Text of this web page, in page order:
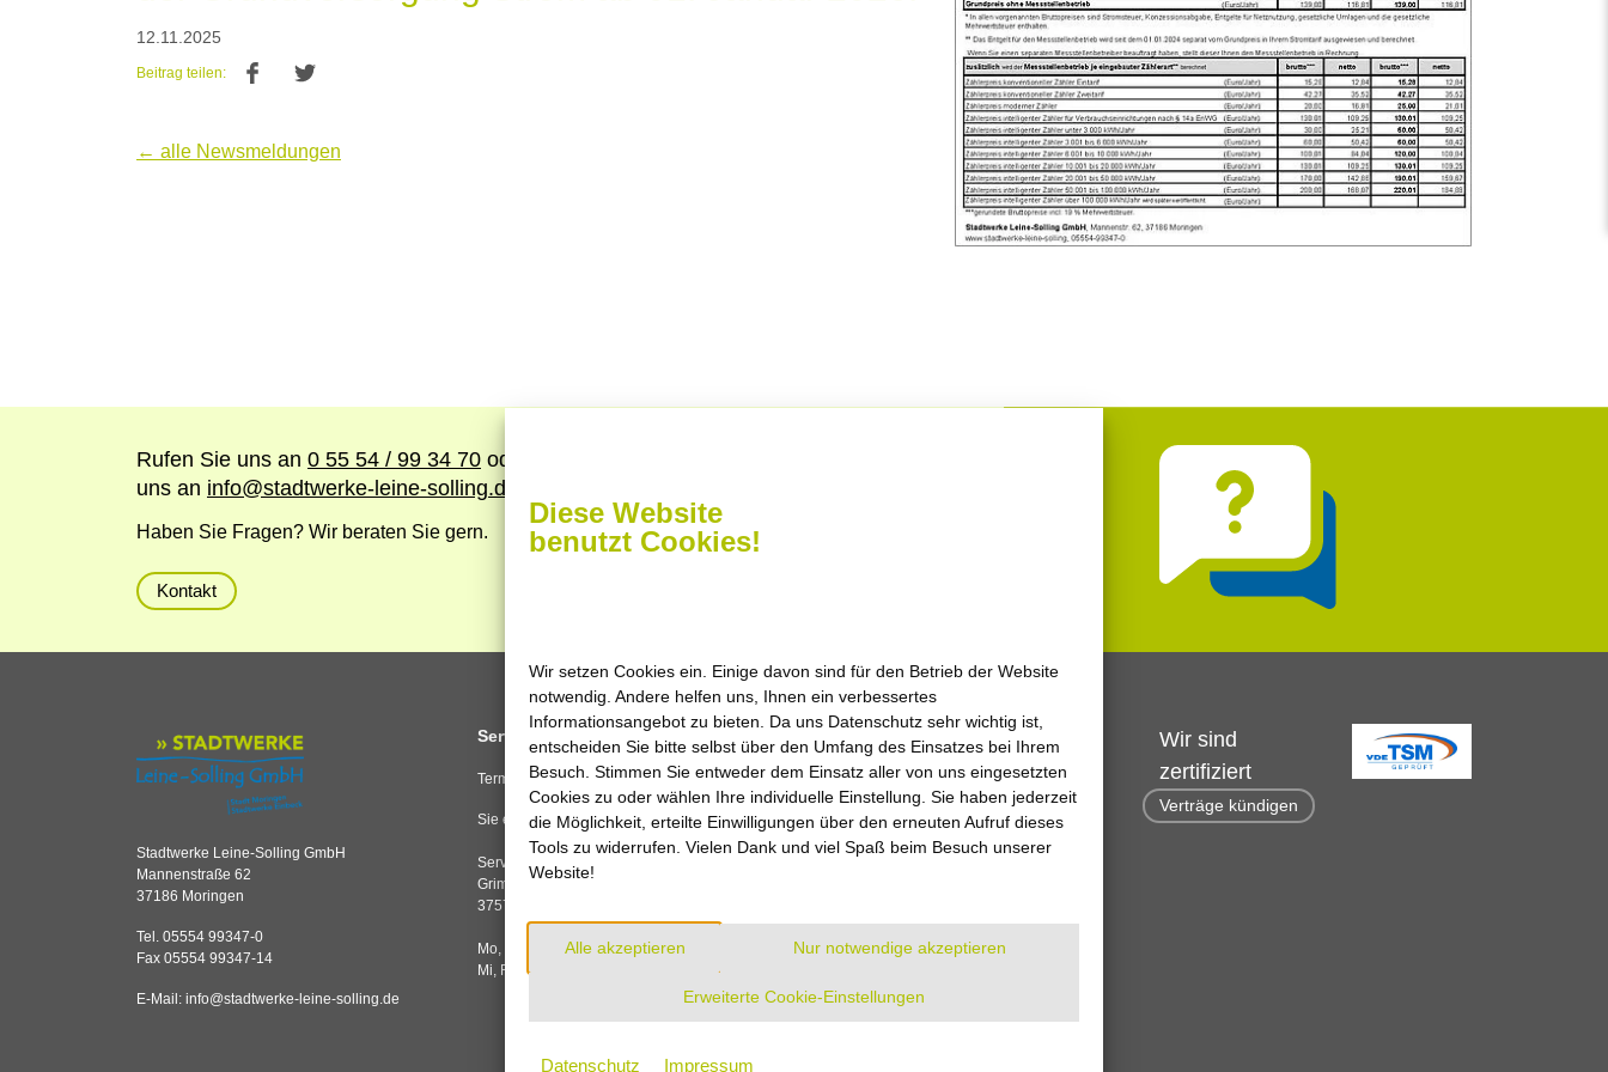
12.11.2025
Beitrag teilen:
← alle Newsmeldungen
Rufen Sie uns an 0 55 54 / 99 34 70 oder schreiben Sie
uns an info@stadtwerke-leine-solling.de
Haben Sie Fragen? Wir beraten Sie gern.
Kontakt
Stadtwerke Leine-Solling GmbH
Mannenstraße 62
37186 Moringen
Tel. 05554 99347-0
Fax 05554 99347-14
E-Mail: info@stadtwerke-leine-solling.de
Servicezeiten
Termine nach Vereinbarung oder
Sie erreichen uns im
Servicecenter Einbeck
Grimsehlstraße 17
37574 Einbeck
Mo, Di, Do 8.00 – 16.00 Uhr
Mi, Fr 8.00 – 12.00 Uhr
Navigation
Startseite
Kontakt
Impressum
Cookie-Einstellungen
Wir sind
zertifiziert
Verträge kündigen
Diese Website
benutzt Cookies!
Wir setzen Cookies ein. Einige davon sind für den Betrieb der Website
notwendig. Andere helfen uns, Ihnen ein verbessertes
Informationsangebot zu bieten. Da uns Datenschutz sehr wichtig ist,
entscheiden Sie bitte selbst über den Umfang des Einsatzes bei Ihrem
Besuch. Stimmen Sie entweder dem Einsatz aller von uns eingesetzten
Cookies zu oder wählen Ihre individuelle Einstellung. Sie haben jederzeit
die Möglichkeit, erteilte Einwilligungen über den erneuten Aufruf dieses
Tools zu widerrufen. Vielen Dank und viel Spaß beim Besuch unserer
Website!
Alle akzeptieren Nur notwendige akzeptieren
Erweiterte Cookie-Einstellungen
Datenschutz Impressum